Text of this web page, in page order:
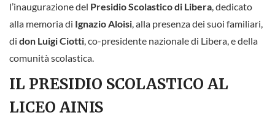
l’inaugurazione del Presidio Scolastico di Libera, dedicato
alla memoria di Ignazio Aloisi, alla presenza dei suoi familiari,
di don Luigi Ciotti, co-presidente nazionale di Libera, e della
comunità scolastica.
IL PRESIDIO SCOLASTICO AL
LICEO AINIS